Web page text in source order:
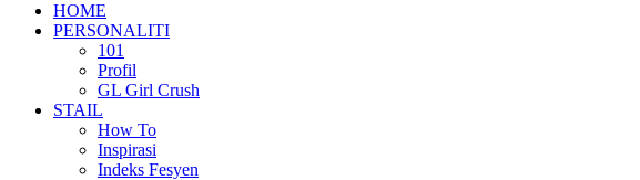
HOME
PERSONALITI
101
Profil
GL Girl Crush
STAIL
How To
Inspirasi
Indeks Fesyen